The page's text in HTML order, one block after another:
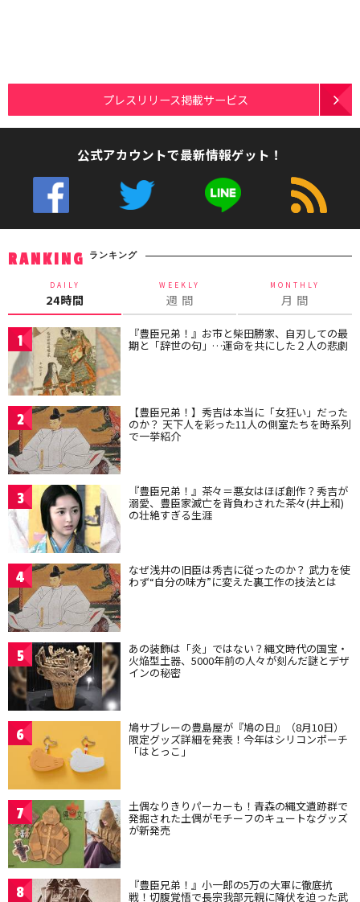
プレスリリース掲載サービス
公式アカウントで最新情報ゲット！
RANKING ランキング
DAILY
24時間
WEEKLY
週 間
MONTHLY
月 間
1 『豊臣兄弟！』お市と柴田勝家、自刃しての最
期と「辞世の句」…運命を共にした２人の悲劇
2 【豊臣兄弟！】秀吉は本当に「女狂い」だった
のか？ 天下人を彩った11人の側室たちを時系列
で一挙紹介
3 『豊臣兄弟！』茶々＝悪女はほぼ創作？秀吉が
溺愛、豊臣家滅亡を背負わされた茶々(井上和)
の壮絶すぎる生涯
4 なぜ浅井の旧臣は秀吉に従ったのか？ 武力を使
わず“自分の味方”に変えた裏工作の技法とは
5 あの装飾は「炎」ではない？縄文時代の国宝・
火焔型土器、5000年前の人々が刻んだ謎とデザ
インの秘密
6 鳩サブレーの豊島屋が『鳩の日』（8月10日）
限定グッズ詳細を発表！今年はシリコンポーチ
「はとっこ」
7 土偶なりきりパーカーも！青森の縄文遺跡群で
発掘された土偶がモチーフのキュートなグッズ
が新発売
8 『豊臣兄弟！』小一郎の5万の大軍に徹底抗
戦！切腹覚悟で長宗我部元親に降伏を迫った武